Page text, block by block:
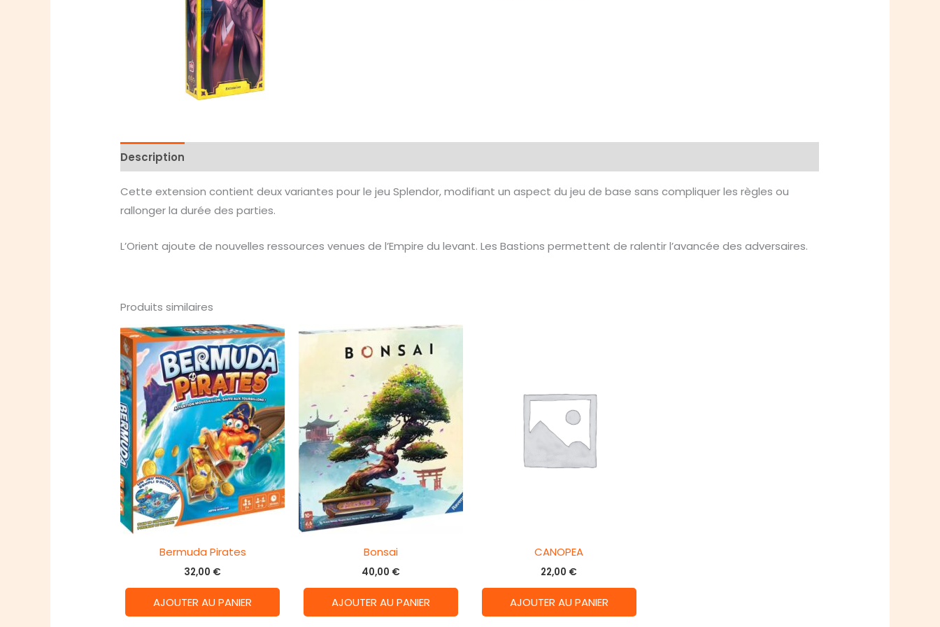
Description
Cette extension contient deux variantes pour le jeu Splendor, modifiant un aspect du jeu de base sans compliquer les règles ou
rallonger la durée des parties.
L’Orient ajoute de nouvelles ressources venues de l’Empire du levant. Les Bastions permettent de ralentir l’avancée des adversaires.
Produits similaires
Bermuda Pirates
32,00 €
AJOUTER AU PANIER
Bonsai
40,00 €
AJOUTER AU PANIER
CANOPEA
22,00 €
AJOUTER AU PANIER